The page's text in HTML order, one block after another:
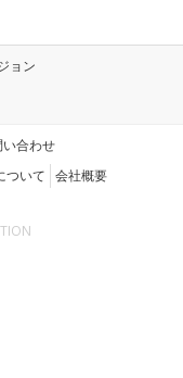
ョン
い合わせ
ついて 会社概要